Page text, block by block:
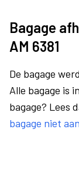
Bagage
AM 6381
De bagage
Alle bagage is
bagage? Lees
bagage niet